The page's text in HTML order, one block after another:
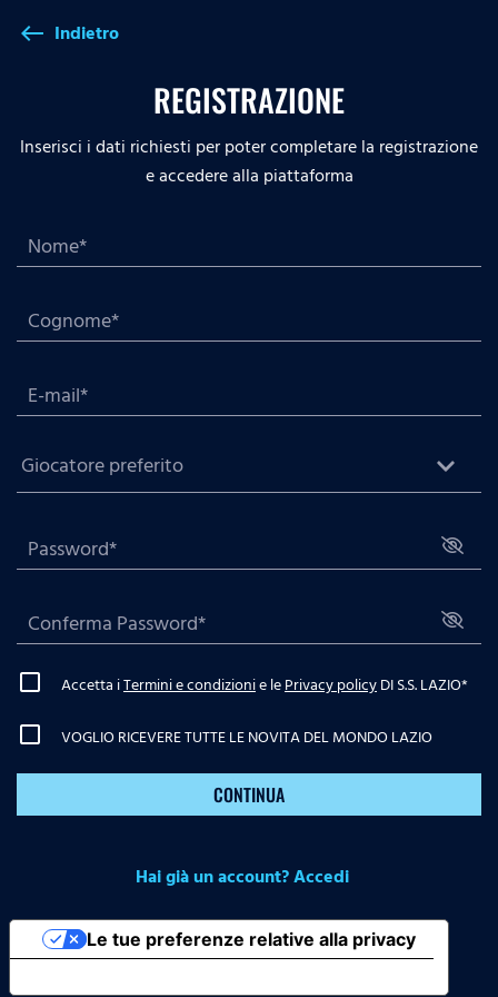
west Indietro
REGISTRAZIONE
Inserisci i dati richiesti per poter completare la registrazione
e accedere alla piattaforma
Accetta iTermini e condizionie lePrivacy policyDI S.S. LAZIO*
VOGLIO RICEVERE TUTTE LE NOVITA DEL MONDO LAZIO
CONTINUA
Hai già un account? Accedi
Le tue preferenze relative alla privacy